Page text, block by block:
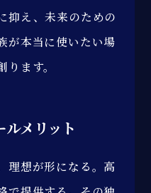
抑え、未来のための
が本当に使いたい場
ます。
ルメリット
理想が形になる。高